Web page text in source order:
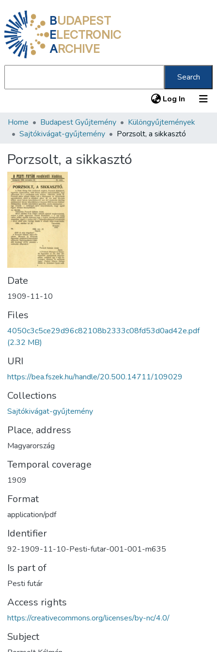
BUDAPEST
ELECTRONIC
ARCHIVE
Search
Log In (current)
Communities & Collections
Statistics
About us
Home Budapest Gyűjtemény
Különgyűjtemények
Sajtókivágat-gyűjtemény
Porzsolt, a sikkasztó
Porzsolt, a sikkasztó
Date
1909-11-10
Files
4050c3c5ce29d96c82108b2333c08fd53d0ad42e.pdf
(2.32 MB)
URI
https://bea.fszek.hu/handle/20.500.14711/109029
Collections
Sajtókivágat-gyűjtemény
Place, address
Magyarország
Temporal coverage
1909
Format
application/pdf
Identifier
92-1909-11-10-Pesti-futar-001-001-m635
Is part of
Pesti futár
Access rights
https://creativecommons.org/licenses/by-nc/4.0/
Subject